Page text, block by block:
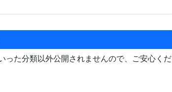
った分類以外公開されませんので、ご安心くだ